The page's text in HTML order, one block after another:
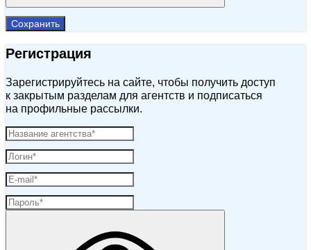
Сохранить
Регистрация
Зарегистрируйтесь на сайте, чтобы получить доступ
к закрытым разделам для агентств и подписаться
на профильные рассылки.